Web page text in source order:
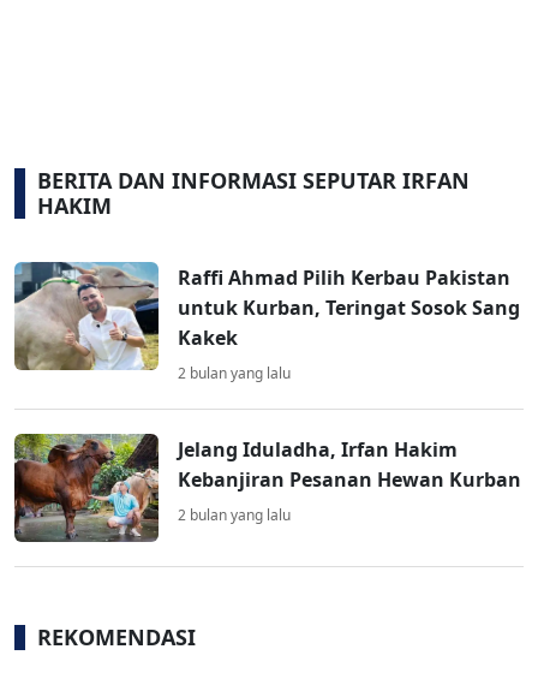
BERITA DAN INFORMASI SEPUTAR IRFAN
HAKIM
Raffi Ahmad Pilih Kerbau Pakistan
untuk Kurban, Teringat Sosok Sang
Kakek
2 bulan yang lalu
Jelang Iduladha, Irfan Hakim
Kebanjiran Pesanan Hewan Kurban
2 bulan yang lalu
REKOMENDASI